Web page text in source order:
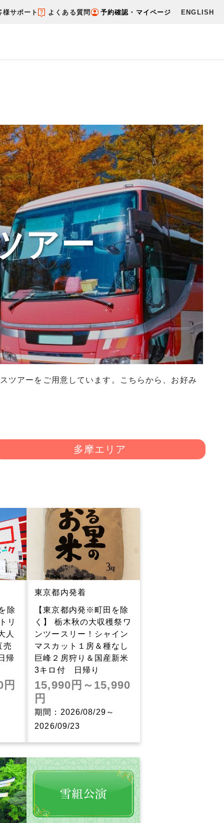
様サポート よくある質問 予約確認・マイページ ENGLISH
アー
ツアーをご用意しています。こちらから、お好み
多摩エリア
除
リ
人
売
帰
東京都内発着
【東京都内発※町田を除
く】 栃木秋の大収穫祭ワ
ンツースリー！シャイン
マスカット１房＆種なし
巨峰２房狩り＆国産新米
3キロ付 日帰り
15,990円～15,990
円
期間：2026/08/29～
2026/09/23